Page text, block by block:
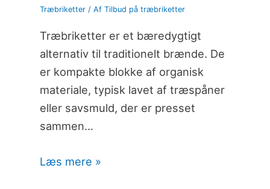
Træbriketter/ Af Tilbud på træbriketter
Træbriketter er et bæredygtigt
alternativ til traditionelt brænde. De
er kompakte blokke af organisk
materiale, typisk lavet af træspåner
eller savsmuld, der er presset
sammen…
Læs mere »